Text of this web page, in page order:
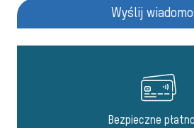
Wyślij
Bezpieczne